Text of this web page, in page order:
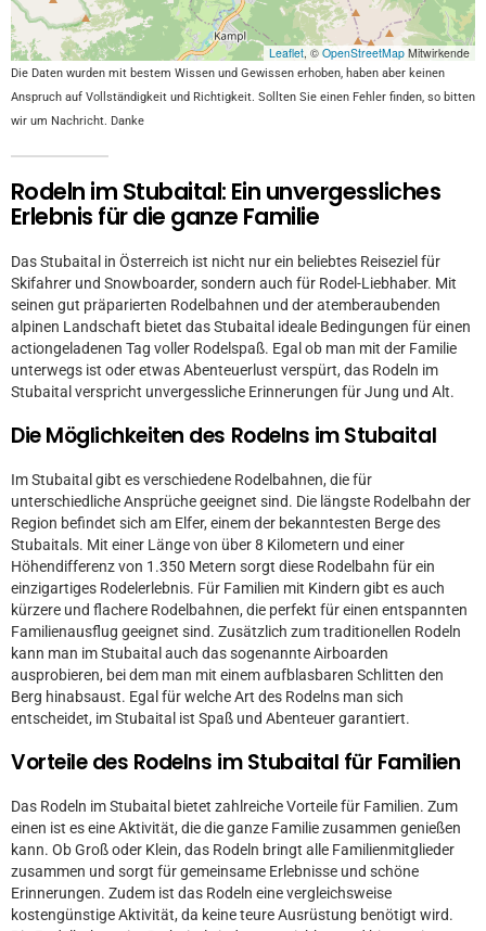
Leaflet, © OpenStreetMap Mitwirkende
Die Daten wurden mit bestem Wissen und Gewissen erhoben, haben aber keinen
Anspruch auf Vollständigkeit und Richtigkeit. Sollten Sie einen Fehler finden, so bitten
wir um Nachricht. Danke
Rodeln im Stubaital: Ein unvergessliches
Erlebnis für die ganze Familie
Das Stubaital in Österreich ist nicht nur ein beliebtes Reiseziel für
Skifahrer und Snowboarder, sondern auch für Rodel-Liebhaber. Mit
seinen gut präparierten Rodelbahnen und der atemberaubenden
alpinen Landschaft bietet das Stubaital ideale Bedingungen für einen
actiongeladenen Tag voller Rodelspaß. Egal ob man mit der Familie
unterwegs ist oder etwas Abenteuerlust verspürt, das Rodeln im
Stubaital verspricht unvergessliche Erinnerungen für Jung und Alt.
Die Möglichkeiten des Rodelns im Stubaital
Im Stubaital gibt es verschiedene Rodelbahnen, die für
unterschiedliche Ansprüche geeignet sind. Die längste Rodelbahn der
Region befindet sich am Elfer, einem der bekanntesten Berge des
Stubaitals. Mit einer Länge von über 8 Kilometern und einer
Höhendifferenz von 1.350 Metern sorgt diese Rodelbahn für ein
einzigartiges Rodelerlebnis. Für Familien mit Kindern gibt es auch
kürzere und flachere Rodelbahnen, die perfekt für einen entspannten
Familienausflug geeignet sind. Zusätzlich zum traditionellen Rodeln
kann man im Stubaital auch das sogenannte Airboarden
ausprobieren, bei dem man mit einem aufblasbaren Schlitten den
Berg hinabsaust. Egal für welche Art des Rodelns man sich
entscheidet, im Stubaital ist Spaß und Abenteuer garantiert.
Vorteile des Rodelns im Stubaital für Familien
Das Rodeln im Stubaital bietet zahlreiche Vorteile für Familien. Zum
einen ist es eine Aktivität, die die ganze Familie zusammen genießen
kann. Ob Groß oder Klein, das Rodeln bringt alle Familienmitglieder
zusammen und sorgt für gemeinsame Erlebnisse und schöne
Erinnerungen. Zudem ist das Rodeln eine vergleichsweise
kostengünstige Aktivität, da keine teure Ausrüstung benötigt wird.